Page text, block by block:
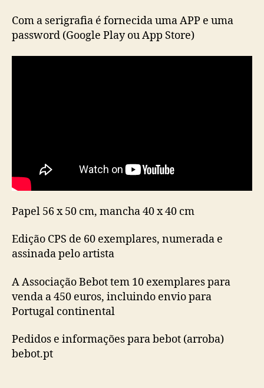
Com a serigrafia é fornecida uma APP e uma
password (Google Play ou App Store)
Papel 56 x 50 cm, mancha 40 x 40 cm
Edição CPS de 60 exemplares, numerada e
assinada pelo artista
A Associação Bebot tem 10 exemplares para
venda a 450 euros, incluindo envio para
Portugal continental
Pedidos e informações para bebot (arroba)
bebot.pt